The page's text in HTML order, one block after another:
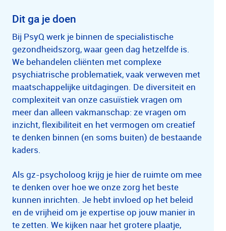
Dit ga je doen
Bij PsyQ werk je binnen de specialistische
gezondheidszorg, waar geen dag hetzelfde is.
We behandelen cliënten met complexe
psychiatrische problematiek, vaak verweven met
maatschappelijke uitdagingen. De diversiteit en
complexiteit van onze casuïstiek vragen om
meer dan alleen vakmanschap: ze vragen om
inzicht, flexibiliteit en het vermogen om creatief
te denken binnen (en soms buiten) de bestaande
kaders.
Als gz-psycholoog krijg je hier de ruimte om mee
te denken over hoe we onze zorg het beste
kunnen inrichten. Je hebt invloed op het beleid
en de vrijheid om je expertise op jouw manier in
te zetten. We kijken naar het grotere plaatje,